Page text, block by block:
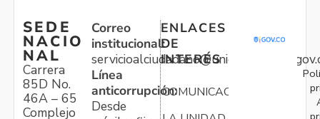
SEDE
NACIO
NAL
Carrera
85D No.
46A – 65
Complejo
Correo
institucional:
Línea
anticorrupción:
Desde
ENLACES
DE
INTERÉS
COMUNICACIONES